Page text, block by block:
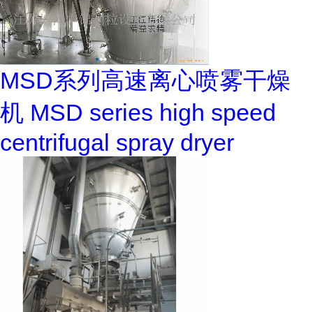
MSD系列高速离心喷雾干燥
机 MSD series high speed
centrifugal spray dryer